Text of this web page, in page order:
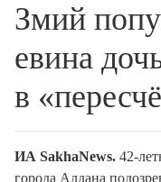
Змий
евина
в
ИA SakhaNews. 42-
города Алдана